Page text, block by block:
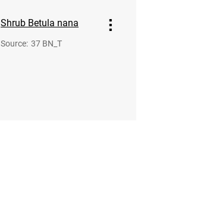
Shrub Betula nana
Source: 37 BN_T